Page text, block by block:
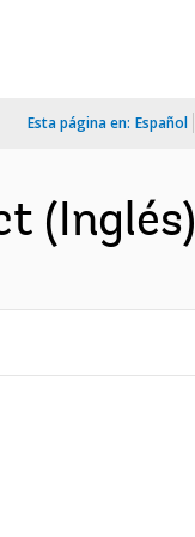
Esta página en: Español
(Inglés)